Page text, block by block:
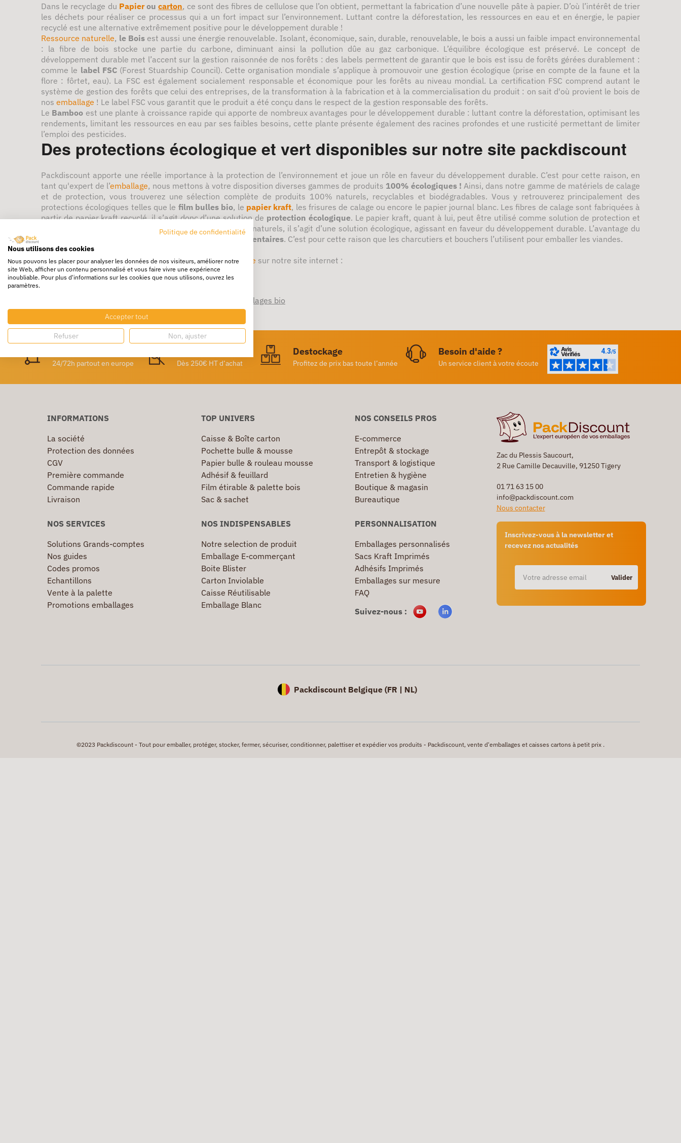
Dans le recyclage du Papieroucarton, ce sont des fibres de cellulose que l’on obtient, permettant la fabrication d’une nouvelle pâte à papier. D’où l’intérêt de trier
les déchets pour réaliser ce processus qui a un fort impact sur l’environnement. Luttant contre la déforestation, les ressources en eau et en énergie, le papier
recyclé est une alternative extrêmement positive pour le développement durable !
Ressource naturelle, le Boisest aussi une énergie renouvelable. Isolant, économique, sain, durable, renouvelable, le bois a aussi un faible impact environnemental
: la fibre de bois stocke une partie du carbone, diminuant ainsi la pollution dûe au gaz carbonique. L’équilibre écologique est préservé. Le concept de
développement durable met l’accent sur la gestion raisonnée de nos forêts : des labels permettent de garantir que le bois est issu de forêts gérées durablement :
comme le label FSC(Forest Stuardship Council). Cette organisation mondiale s’applique à promouvoir une gestion écologique (prise en compte de la faune et la
flore : fôrtet, eau). La FSC est également socialement responsable et économique pour les forêts au niveau mondial. La certification FSC comprend autant le
système de gestion des forêts que celui des entreprises, de la transformation à la fabrication et à la commercialisation du produit : on sait d'où provient le bois de
nos emballage ! Le label FSC vous garantit que le produit a été conçu dans le respect de la gestion responsable des forêts.
Le Bamboo est une plante à croissance rapide qui apporte de nombreux avantages pour le développement durable : luttant contre la déforestation, optimisant les
rendements, limitant les ressources en eau par ses faibles besoins, cette plante présente également des racines profondes et une rusticité permettant de limiter
l’emploi des pesticides.
Des protections écologique et vert disponibles sur notre site packdiscount
Packdiscount apporte une réelle importance à la protection de l’environnement et joue un rôle en faveur du développement durable. C’est pour cette raison, en
tant qu'expert de l’emballage, nous mettons à votre disposition diverses gammes de produits 100% écologiques! Ainsi, dans notre gamme de matériels de calage
et de protection, vous trouverez une sélection complète de produits 100% naturels, recyclables et biodégradables. Vous y retrouverez principalement des
protections écologiques telles que le film bulles bio, le papier kraft, les frisures de calage ou encore le papier journal blanc. Les fibres de calage sont fabriquées à
partir de papier kraft recyclé, il s’agit donc d’une solution de protection écologique. Le papier kraft, quant à lui, peut être utilisé comme solution de protection et
de calage. Puisqu’il est conçu à partir de produits 100% naturels, il s’agit d’une solution écologique, agissant en faveur du développement durable. L’avantage du
papier kraft est qu’il est apte au contact de
produits alimentaires. C’est pour cette raison que les charcutiers et bouchers l’utilisent pour emballer les viandes.
Retrouvez également tous nos différentsguides emballage sur notre site internet :
Entreprise Packdiscount : éco-emballages
Réduire son empreinte environnementale avec nos emballages bio
24/72h partout en europe Dès 250€ HT d’achat
Destockage
Profitez de prix bas toute l’année
Besoin d'aide ?
Un service client à votre écoute
Zac du Plessis Saucourt,
2 Rue Camille Decauville, 91250 Tigery
01 71 63 15 00
info@packdiscount.com
Nous contacter
Inscrivez-vous à la newsletter et
recevez nos actualités
Valider
INFORMATIONS
La société
Protection des données
CGV
Première commande
Commande rapide
Livraison
TOP UNIVERS
Caisse & Boîte carton
Pochette bulle & mousse
Papier bulle & rouleau mousse
Adhésif & feuillard
Film étirable & palette bois
Sac & sachet
NOS CONSEILS PROS
E-commerce
Entrepôt & stockage
Transport & logistique
Entretien & hygiène
Boutique & magasin
Bureautique
NOS SERVICES
Solutions Grands-comptes
Nos guides
Codes promos
Echantillons
Vente à la palette
Promotions emballages
NOS INDISPENSABLES
Notre selection de produit
Emballage E-commerçant
Boite Blister
Carton Inviolable
Caisse Réutilisable
Emballage Blanc
PERSONNALISATION
Emballages personnalisés
Sacs Kraft Imprimés
Adhésifs Imprimés
Emballages sur mesure
FAQ
Suivez-nous :
Packdiscount Belgique (FR | NL)
©2023 Packdiscount - Tout pour emballer, protéger, stocker, fermer, sécuriser, conditionner, palettiser et expédier vos produits - Packdiscount, vente d'emballages et caisses cartons à petit prix .
Politique de confidentialité
Nous utilisons des cookies
Nous pouvons les placer pour analyser les données de nos visiteurs, améliorer notre
site Web, afficher un contenu personnalisé et vous faire vivre une expérience
inoubliable. Pour plus d'informations sur les cookies que nous utilisons, ouvrez les
paramètres.
Accepter tout
Refuser Non, ajuster